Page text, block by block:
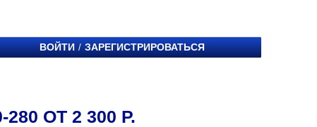
ВОЙТИ / ЗАРЕГИСТРИРОВАТЬСЯ
ОТ 2 300 Р.